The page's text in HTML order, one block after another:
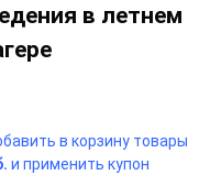
в летнем
в корзину товары
и применить купон